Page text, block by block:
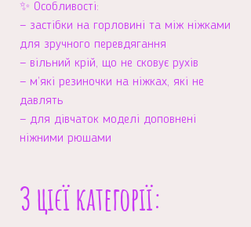
✨ Особливості:
— застібки на горловині та між ніжками
для зручного перевдягання
— вільний крій, що не сковує рухів
— м’які резиночки на ніжках, які не
давлять
— для дівчаток моделі доповнені
ніжними рюшами
З цієї категорії: